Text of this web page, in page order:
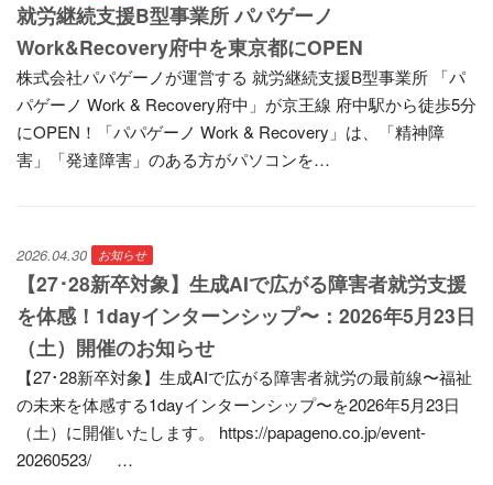
就労継続支援B型事業所 パパゲーノ
Work&Recovery府中を東京都にOPEN
株式会社パパゲーノが運営する 就労継続支援B型事業所 「パ
パゲーノ Work & Recovery府中」が京王線 府中駅から徒歩5分
にOPEN！「パパゲーノ Work & Recovery」は、「精神障
害」「発達障害」のある方がパソコンを…
2026.04.30 お知らせ
【27･28新卒対象】生成AIで広がる障害者就労支援
を体感！1dayインターンシップ〜：2026年5月23日
（土）開催のお知らせ
【27･28新卒対象】生成AIで広がる障害者就労の最前線〜福祉
の未来を体感する1dayインターンシップ〜を2026年5月23日
（土）に開催いたします。 https://papageno.co.jp/event-
20260523/ …